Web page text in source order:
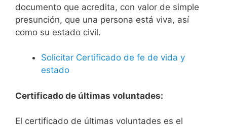
documento que acredita, con valor de simple
presunción, que una persona está viva, así
como su estado civil.
Solicitar Certificado de fe de vida y
estado
Certificado de últimas voluntades:
El certificado de últimas voluntades es el